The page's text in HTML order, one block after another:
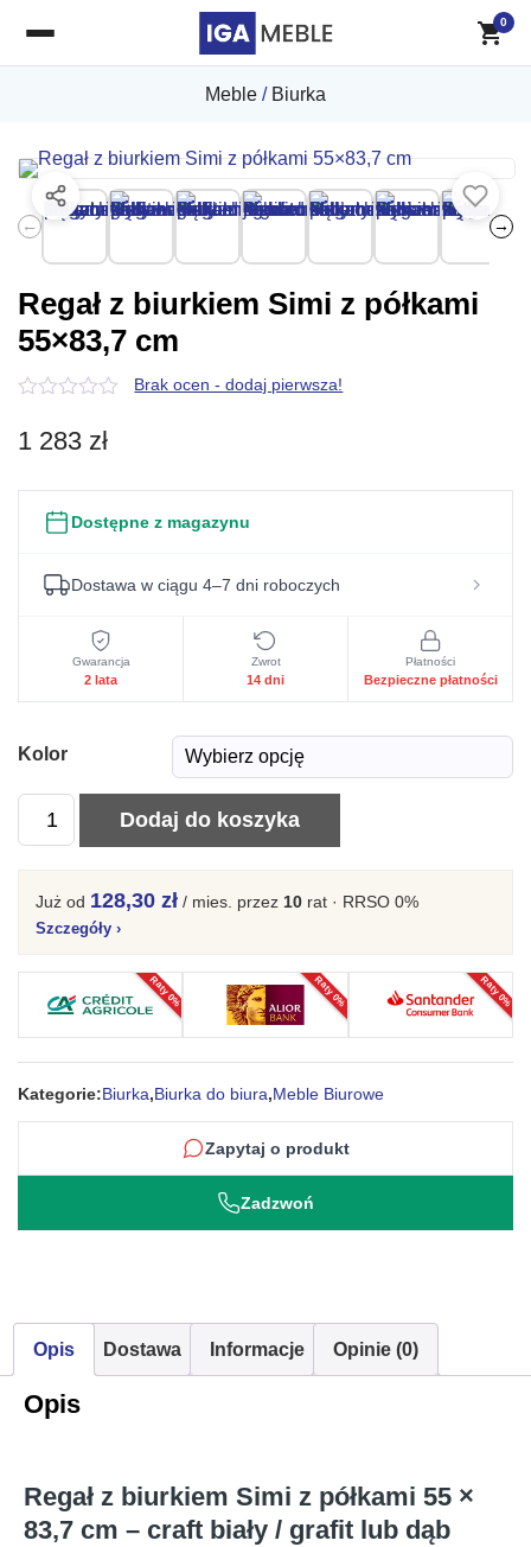
Meble / Biurka
← →
Regał z biurkiem Simi z półkami
55×83,7 cm
z
5
Brak ocen - dodaj pierwsza!
1 283 zł
Dostępne z magazynu
Dostawa w ciągu 4–7 dni roboczych
Gwarancja
2 lata
Zwrot
14 dni
Płatności
Bezpieczne płatności
Kolor
ilość
Regał
biurkiem
Simi
z
półkami
55x83,7
cm
Dodaj do koszyka
Już od 128,30 zł / mies. przez 10 rat · RRSO 0%
Szczegóły ›
Raty 0% Raty 0% Raty 0%
Kategorie:Biurka,Biurka do biura,Meble Biurowe
Zapytaj o produkt
Zadzwoń
Opis Dostawa Informacje Opinie (0)
Opis
Regał z biurkiem Simi z półkami 55 ×
83,7 cm – craft biały / grafit lub dąb
0